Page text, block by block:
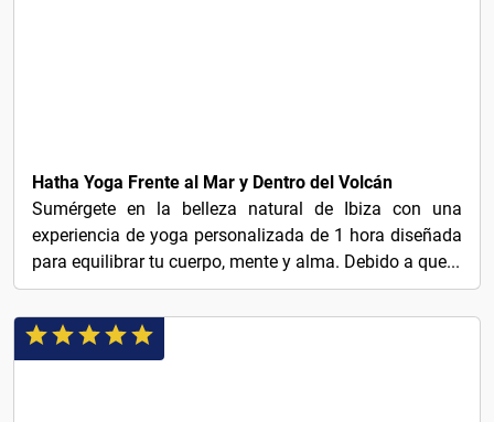
Hatha Yoga Frente al Mar y Dentro del Volcán
Sumérgete en la belleza natural de Ibiza con una
experiencia de yoga personalizada de 1 hora diseñada
para equilibrar tu cuerpo, mente y alma. Debido a que...